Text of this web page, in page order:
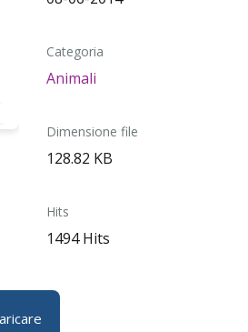
Categoria
Animali
Dimensione file
128.82 KB
Hits
1494 Hits